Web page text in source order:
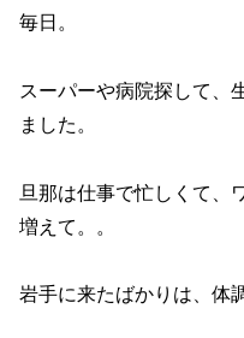
毎日。
スーパーや病院探して、
ました。
旦那は仕事で忙しくて、
増えて。。
岩手に来たばかりは、体